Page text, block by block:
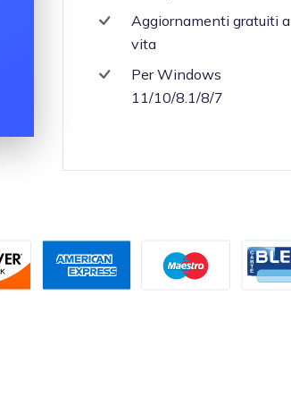
Aggiornamenti gratuiti a
vita
Per Windows
11/10/8.1/8/7